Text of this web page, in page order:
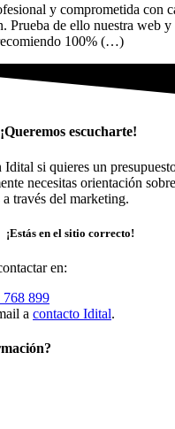
y comprometida con
Prueba de ello nuestra web
100% (…)
¡Queremos escucharte!
Idital si quieres un
necesitas orientación
través del marketing.
¡Estás en el sitio correcto!
en:
768 899
a contacto Idital.